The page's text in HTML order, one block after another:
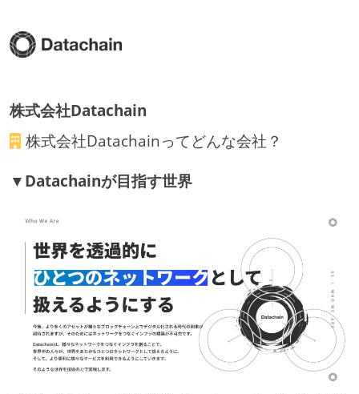
機能の実装と同時にテストコードを記述している
る
アジャイル実践状況
している
イテレーションの最後などに、定期的にチームでふり
かえりミーティングを行っている
タスク見積もりの単位には絶対量（人日など）ではな
く相対ポイントを用い、極力複数人の意見を調整する
形で行っている
ワークフローの整備
株式会社Datachain
株式会社Datachainってどんな会社？
▼Datachainが目指す世界